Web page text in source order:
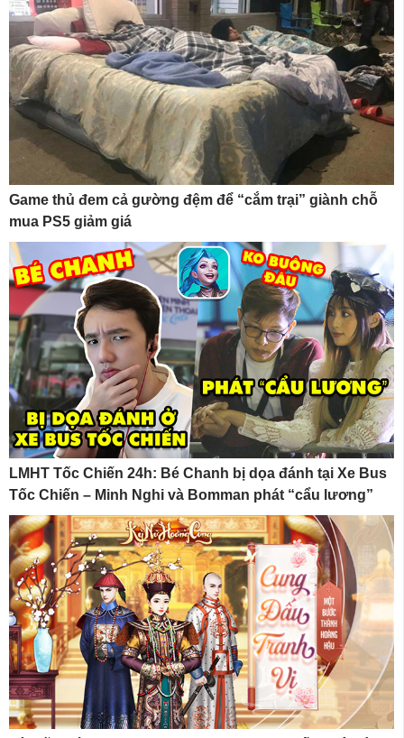
Game thủ đem cả gường đệm để “cắm trại” giành chỗ
mua PS5 giảm giá
LMHT Tốc Chiến 24h: Bé Chanh bị dọa đánh tại Xe Bus
Tốc Chiến – Minh Nghi và Bomman phát “cẩu lương”